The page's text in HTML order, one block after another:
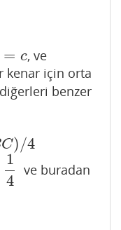
= c
c , ve
kenar için orta
benzer
C)/4
1
4
ve buradan